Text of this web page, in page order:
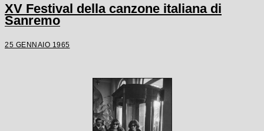
XV Festival della canzone italiana di
Sanremo
25 GENNAIO 1965